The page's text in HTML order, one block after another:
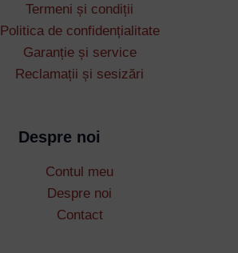
Termeni și condiții
Politica de confidențialitate
Garanție și service
Reclamații și sesizări
Despre noi
Contul meu
Despre noi
Contact